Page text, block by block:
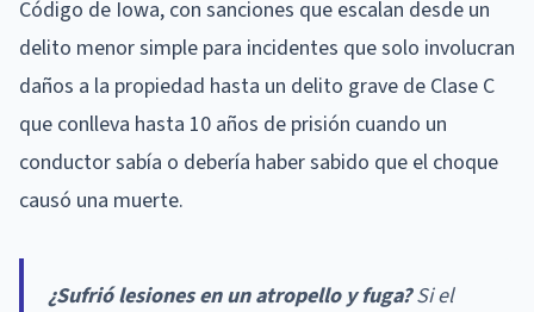
Código de Iowa, con sanciones que escalan desde un
delito menor simple para incidentes que solo involucran
daños a la propiedad hasta un delito grave de Clase C
que conlleva hasta 10 años de prisión cuando un
conductor sabía o debería haber sabido que el choque
causó una muerte.
¿Sufrió lesiones en un atropello y fuga?Si el